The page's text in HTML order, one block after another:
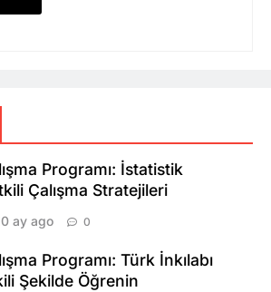
Programı: İstatistik
Çalışma Stratejileri
ay ago 0
Programı: Türk İnkılabı
Şekilde Öğrenin